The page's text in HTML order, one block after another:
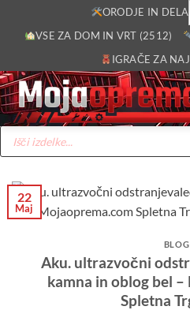
ORODJE IN
VSE ZA DOM IN VRT (2512)
IGRAČE ZA
Products
search
22
Maj
BLOG
Aku. ultrazvočni
kamna in oblog bel
Spletna